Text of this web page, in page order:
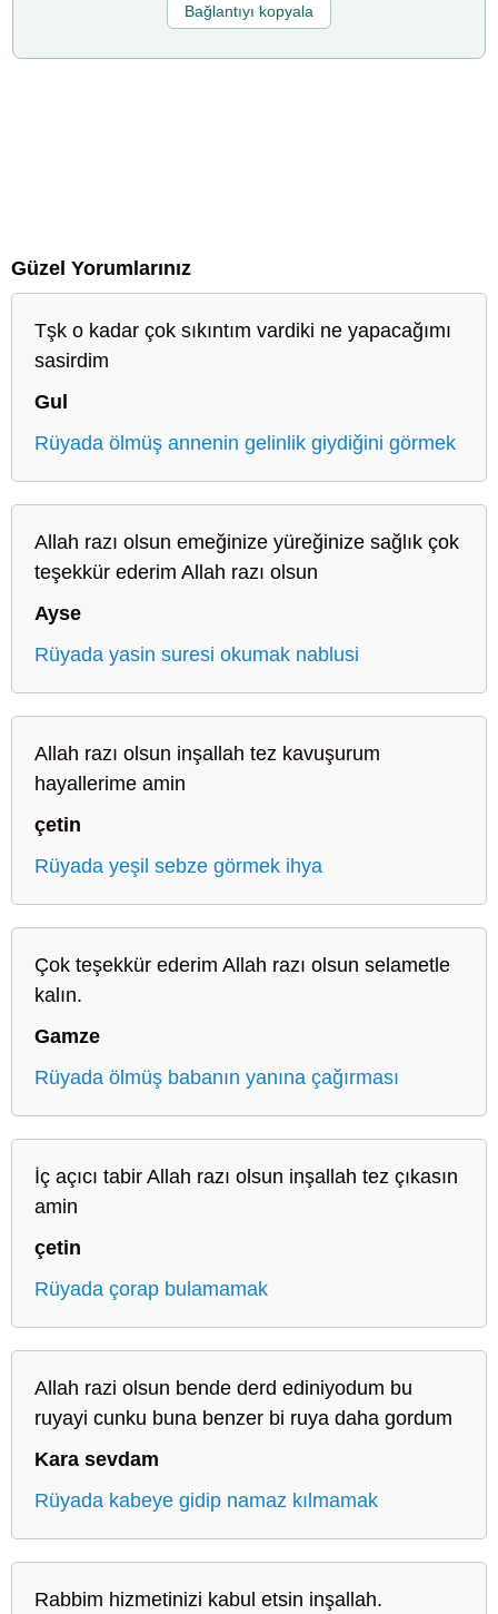
Bağlantıyı kopyala
Güzel Yorumlarınız
Tşk o kadar çok sıkıntım vardiki ne yapacağımı
sasirdim
Gul
Rüyada ölmüş annenin gelinlik giydiğini görmek
Allah razı olsun emeğinize yüreğinize sağlık çok
teşekkür ederim Allah razı olsun
Ayse
Rüyada yasin suresi okumak nablusi
Allah razı olsun inşallah tez kavuşurum
hayallerime amin
çetin
Rüyada yeşil sebze görmek ihya
Çok teşekkür ederim Allah razı olsun selametle
kalın.
Gamze
Rüyada ölmüş babanın yanına çağırması
İç açıcı tabir Allah razı olsun inşallah tez çıkasın
amin
çetin
Rüyada çorap bulamamak
Allah razi olsun bende derd ediniyodum bu
ruyayi cunku buna benzer bi ruya daha gordum
Kara sevdam
Rüyada kabeye gidip namaz kılmamak
Rabbim hizmetinizi kabul etsin inşallah.